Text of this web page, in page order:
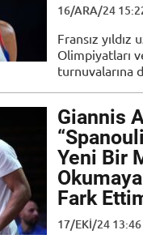
16/ARA/24
Fransız
Olimpiyatları
turnuvalarına
Giannis
Yeni Bir
Fark
17/EKI/24 13:46